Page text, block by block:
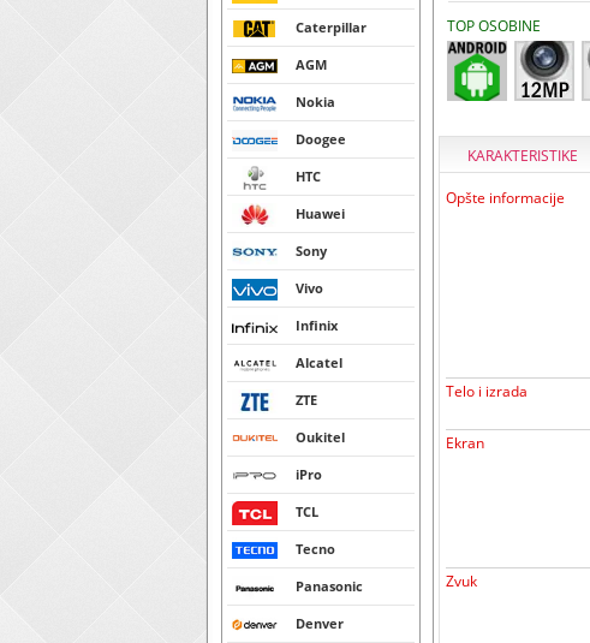
Caterpillar
AGM
Nokia
Doogee
HTC
Huawei
Sony
Vivo
Infinix
Alcatel
ZTE
Oukitel
iPro
TCL
Tecno
Panasonic
Denver
TOP OSOBINE
KARAKTERISTIKE
Opšte informacije
Telo i izrada
Ekran
Zvuk